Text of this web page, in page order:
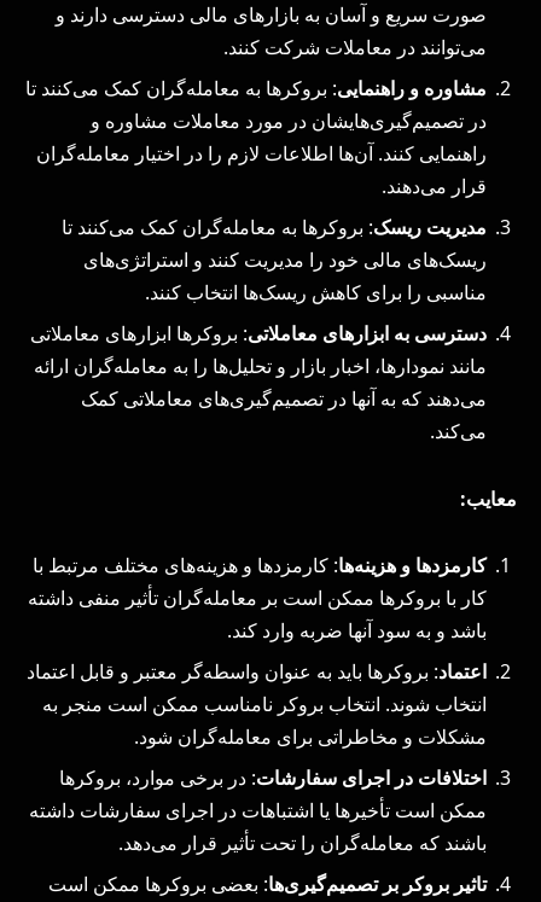
صورت سریع و آسان به بازارهای مالی دسترسی دارند و
می‌توانند در معاملات شرکت کنند.
مشاوره و راهنمایی: بروکرها به معامله‌گران کمک می‌کنند تا
در تصمیم‌گیری‌هایشان در مورد معاملات مشاوره و
راهنمایی کنند. آن‌ها اطلاعات لازم را در اختیار معامله‌گران
قرار می‌دهند.
مدیریت ریسک: بروکرها به معامله‌گران کمک می‌کنند تا
ریسک‌های مالی خود را مدیریت کنند و استراتژی‌های
مناسبی را برای کاهش ریسک‌ها انتخاب کنند.
دسترسی به ابزارهای معاملاتی: بروکرها ابزارهای معاملاتی
مانند نمودارها، اخبار بازار و تحلیل‌ها را به معامله‌گران ارائه
می‌دهند که به آنها در تصمیم‌گیری‌های معاملاتی کمک
می‌کند.
معایب:
کارمزدها و هزینه‌ها: کارمزدها و هزینه‌های مختلف مرتبط با
کار با بروکرها ممکن است بر معامله‌گران تأثیر منفی داشته
باشد و به سود آنها ضربه وارد کند.
اعتماد: بروکرها باید به عنوان واسطه‌گر معتبر و قابل اعتماد
انتخاب شوند. انتخاب بروکر نامناسب ممکن است منجر به
مشکلات و مخاطراتی برای معامله‌گران شود.
اختلافات در اجرای سفارشات: در برخی موارد، بروکرها
ممکن است تأخیرها یا اشتباهات در اجرای سفارشات داشته
باشند که معامله‌گران را تحت تأثیر قرار می‌دهد.
تاثیر بروکر بر تصمیم‌گیری‌ها: بعضی بروکرها ممکن است